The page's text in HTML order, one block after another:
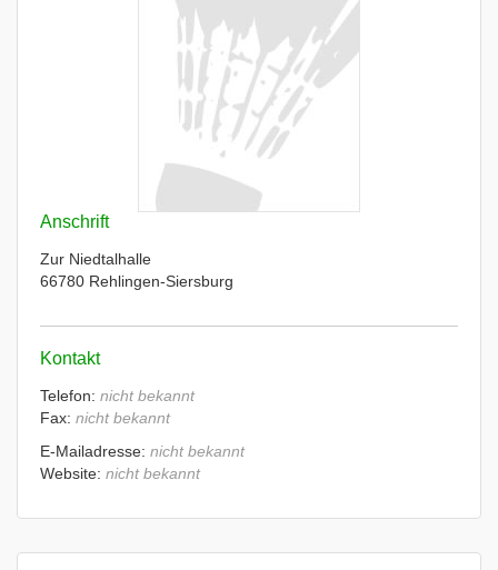
Anschrift
Zur Niedtalhalle
66780 Rehlingen-Siersburg
Kontakt
Telefon: nicht bekannt
Fax: nicht bekannt
E-Mailadresse: nicht bekannt
Website: nicht bekannt